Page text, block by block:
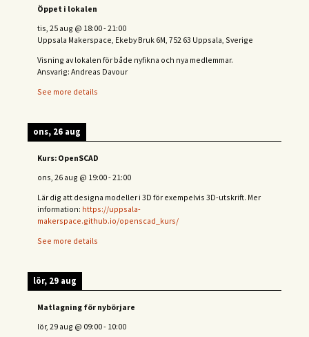
Öppet i lokalen
tis, 25 aug @ 18:00-21:00
Uppsala Makerspace, Ekeby Bruk 6M, 752 63 Uppsala, Sverige
Visning av lokalen för både nyfikna och nya medlemmar.
Ansvarig: Andreas Davour
See more details
ons, 26 aug
Kurs: OpenSCAD
ons, 26 aug @ 19:00-21:00
Lär dig att designa modeller i 3D för exempelvis 3D-utskrift. Mer
information: https://uppsala-
makerspace.github.io/openscad_kurs/
See more details
lör, 29 aug
Matlagning för nybörjare
lör, 29 aug @ 09:00- 10:00